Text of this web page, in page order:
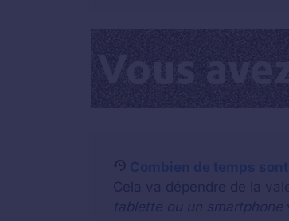
Combien de temps
Cela va dépendre de la
tablette ou un smartphone